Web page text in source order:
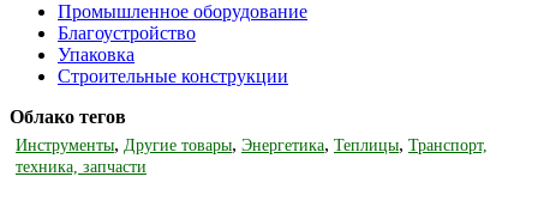
Промышленное оборудование
Благоустройство
Упаковка
Строительные конструкции
Облако тегов
Инструменты, Другие товары, Энергетика, Теплицы, Транспорт,
техника, запчасти